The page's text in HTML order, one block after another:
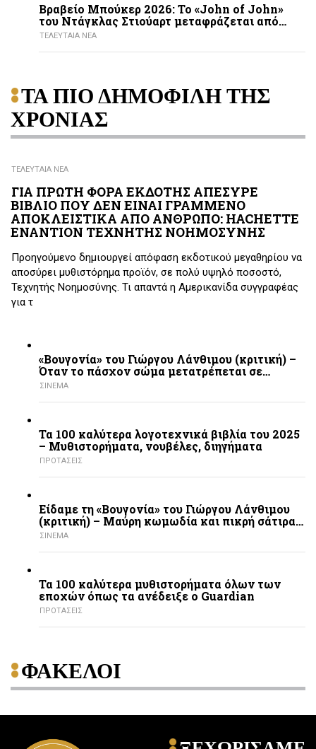
Βραβείο Μπούκερ 2026: Το «John of John»
του Ντάγκλας Στιούαρτ μεταφράζεται από…
ΤΕΛΕΥΤΑΙΑ ΝΕΑ
ΤΑ ΠΙΟ ΔΗΜΟΦΙΛΗ ΤΗΣ
ΧΡΟΝΙΑΣ
ΤΕΛΕΥΤΑΙΑ ΝΕΑ
ΓΙΑ ΠΡΩΤΗ ΦΟΡΑ ΕΚΔΟΤΗΣ ΑΠΕΣΥΡΕ
ΒΙΒΛΙΟ ΠΟΥ ΔΕΝ ΕΙΝΑΙ ΓΡΑΜΜΕΝΟ
ΑΠΟΚΛΕΙΣΤΙΚΑ ΑΠΟ ΑΝΘΡΩΠΟ: HACHETTE
ΕΝΑΝΤΙΟΝ ΤΕΧΝΗΤΗΣ ΝΟΗΜΟΣΥΝΗΣ
Προηγούμενο δημιουργεί απόφαση εκδοτικού μεγαθηρίου να
αποσύρει μυθιστόρημα προϊόν, σε πολύ υψηλό ποσοστό,
Τεχνητής Νοημοσύνης. Τι απαντά η Αμερικανίδα συγγραφέας
για τ
«Βουγονία» του Γιώργου Λάνθιμου (κριτική) –
Όταν το πάσχον σώμα μετατρέπεται σε…
ΣΙΝΕΜΑ
Τα 100 καλύτερα λογοτεχνικά βιβλία του 2025
– Mυθιστορήματα, νουβέλες, διηγήματα
ΠΡΟΤΑΣΕΙΣ
Είδαμε τη «Βουγονία» του Γιώργου Λάνθιμου
(κριτική) – Μαύρη κωμωδία και πικρή σάτιρα…
ΣΙΝΕΜΑ
Τα 100 καλύτερα μυθιστορήματα όλων των
εποχών όπως τα ανέδειξε ο Guardian
ΠΡΟΤΑΣΕΙΣ
ΦΑΚΕΛΟΙ